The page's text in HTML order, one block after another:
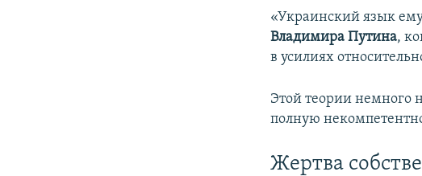
«Украинский язык
Владимира Путина,
в усилиях
Этой теории немного
полную
Жертва